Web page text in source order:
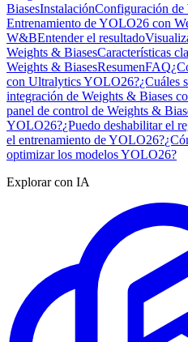
BiasesInstalaciónConfiguración de
Entrenamiento de YOLO26 con
W&BEntender el resultado
Weights & BiasesCaracterísticas
Weights & BiasesResumenFAQ
con Ultralytics YOLO26?¿Cuáles
integración de Weights & Biases
panel de control de Weights &
YOLO26?¿Puedo deshabilitar el
el entrenamiento de YOLO26?
optimizar los modelos YOLO26?
Explorar con IA